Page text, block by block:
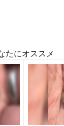
たにオススメ